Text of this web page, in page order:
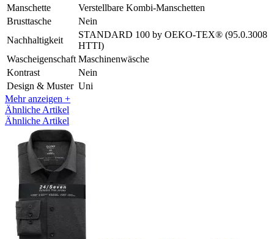
Manschette
Verstellbare Kombi-Manschetten
Brusttasche
Nein
Nachhaltigkeit
STANDARD 100 by OEKO-TEX® (95.0.3008
HTTI)
Wascheigenschaft Maschinenwäsche
Kontrast
Nein
Design & Muster Uni
Mehr anzeigen +
Ähnliche Artikel
Ähnliche Artikel